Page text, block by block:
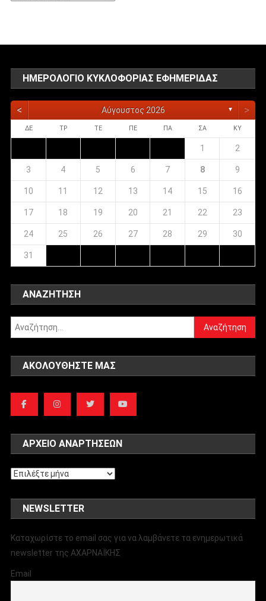
ΗΜΕΡΟΛΌΓΙΟ ΚΥΚΛΟΦΟΡΊΑΣ ΕΦΗΜΕΡΊΔΑΣ
< Αύγουστος 2026 ▼ >
ΔΕ ΤΡ ΤΕ ΠΕ ΠΑ ΣΑ ΚΥ
1 2
3 4 5 6 7 8 9
10 11 12 13 14 15 16
17 18 19 20 21 22 23
24 25 26 27 28 29 30
31
ΑΝΑΖΉΤΗΣΗ
Αναζήτηση
για:
ΑΚΟΛΟΥΘΉΣΤΕ ΜΑΣ
ΑΡΧΕΊΟ ΑΝΑΡΤΉΣΕΩΝ
Αρχείο
NEWSLETTER
Καταχωρίστε το email σας για να λαμβάνετε τα ενημερωτικά
newsletter της ΑΧΑΡΝΑΪΚΗΣ
Email